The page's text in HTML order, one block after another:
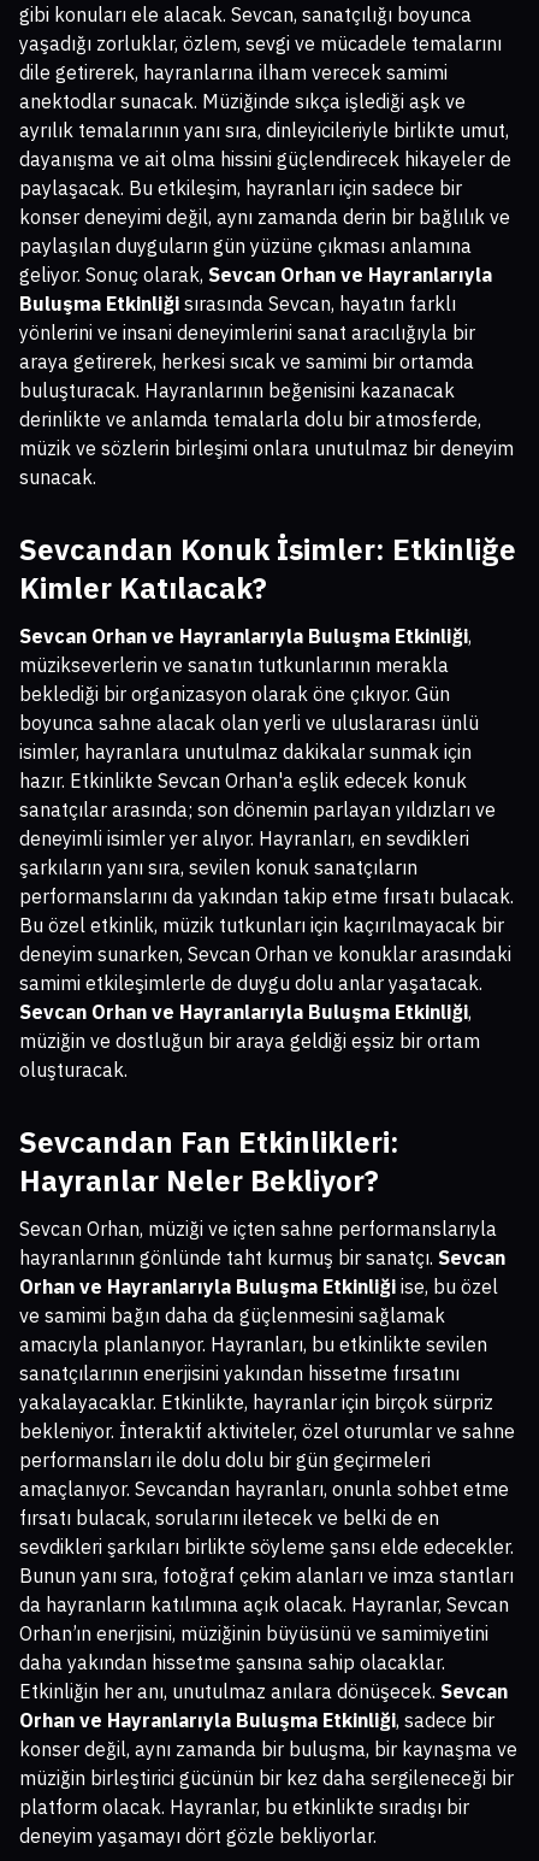
gibi konuları ele alacak. Sevcan, sanatçılığı boyunca
yaşadığı zorluklar, özlem, sevgi ve mücadele temalarını
dile getirerek, hayranlarına ilham verecek samimi
anektodlar sunacak. Müziğinde sıkça işlediği aşk ve
ayrılık temalarının yanı sıra, dinleyicileriyle birlikte umut,
dayanışma ve ait olma hissini güçlendirecek hikayeler de
paylaşacak. Bu etkileşim, hayranları için sadece bir
konser deneyimi değil, aynı zamanda derin bir bağlılık ve
paylaşılan duyguların gün yüzüne çıkması anlamına
geliyor. Sonuç olarak, Sevcan Orhan ve Hayranlarıyla
Buluşma Etkinliği sırasında Sevcan, hayatın farklı
yönlerini ve insani deneyimlerini sanat aracılığıyla bir
araya getirerek, herkesi sıcak ve samimi bir ortamda
buluşturacak. Hayranlarının beğenisini kazanacak
derinlikte ve anlamda temalarla dolu bir atmosferde,
müzik ve sözlerin birleşimi onlara unutulmaz bir deneyim
sunacak.
Sevcandan Konuk İsimler: Etkinliğe
Kimler Katılacak?
Sevcan Orhan ve Hayranlarıyla Buluşma Etkinliği,
müzikseverlerin ve sanatın tutkunlarının merakla
beklediği bir organizasyon olarak öne çıkıyor. Gün
boyunca sahne alacak olan yerli ve uluslararası ünlü
isimler, hayranlara unutulmaz dakikalar sunmak için
hazır. Etkinlikte Sevcan Orhan'a eşlik edecek konuk
sanatçılar arasında; son dönemin parlayan yıldızları ve
deneyimli isimler yer alıyor. Hayranları, en sevdikleri
şarkıların yanı sıra, sevilen konuk sanatçıların
performanslarını da yakından takip etme fırsatı bulacak.
Bu özel etkinlik, müzik tutkunları için kaçırılmayacak bir
deneyim sunarken, Sevcan Orhan ve konuklar arasındaki
samimi etkileşimlerle de duygu dolu anlar yaşatacak.
Sevcan Orhan ve Hayranlarıyla Buluşma Etkinliği,
müziğin ve dostluğun bir araya geldiği eşsiz bir ortam
oluşturacak.
Sevcandan Fan Etkinlikleri:
Hayranlar Neler Bekliyor?
Sevcan Orhan, müziği ve içten sahne performanslarıyla
hayranlarının gönlünde taht kurmuş bir sanatçı. Sevcan
Orhan ve Hayranlarıyla Buluşma Etkinliği ise, bu özel
ve samimi bağın daha da güçlenmesini sağlamak
amacıyla planlanıyor. Hayranları, bu etkinlikte sevilen
sanatçılarının enerjisini yakından hissetme fırsatını
yakalayacaklar. Etkinlikte, hayranlar için birçok sürpriz
bekleniyor. İnteraktif aktiviteler, özel oturumlar ve sahne
performansları ile dolu dolu bir gün geçirmeleri
amaçlanıyor. Sevcandan hayranları, onunla sohbet etme
fırsatı bulacak, sorularını iletecek ve belki de en
sevdikleri şarkıları birlikte söyleme şansı elde edecekler.
Bunun yanı sıra, fotoğraf çekim alanları ve imza stantları
da hayranların katılımına açık olacak. Hayranlar, Sevcan
Orhan’ın enerjisini, müziğinin büyüsünü ve samimiyetini
daha yakından hissetme şansına sahip olacaklar.
Etkinliğin her anı, unutulmaz anılara dönüşecek. Sevcan
Orhan ve Hayranlarıyla Buluşma Etkinliği, sadece bir
konser değil, aynı zamanda bir buluşma, bir kaynaşma ve
müziğin birleştirici gücünün bir kez daha sergileneceği bir
platform olacak. Hayranlar, bu etkinlikte sıradışı bir
deneyim yaşamayı dört gözle bekliyorlar.